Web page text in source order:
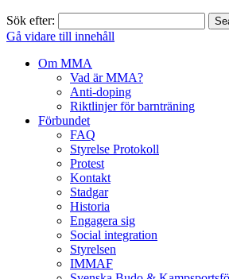
Sök efter:
Gå vidare till innehåll
Om MMA
Vad är MMA?
Anti-doping
Riktlinjer för barnträning
Förbundet
FAQ
Styrelse Protokoll
Protest
Kontakt
Stadgar
Historia
Engagera sig
Social integration
Styrelsen
IMMAF